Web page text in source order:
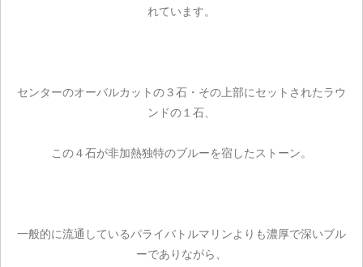
れています。
センターのオーバルカットの３石・その上部にセットされたラウ
ンドの１石、
この４石が非加熱独特のブルーを宿したストーン。
一般的に流通しているパライバトルマリンよりも濃厚で深いブル
ーでありながら、